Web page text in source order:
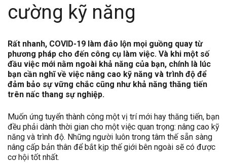
cường kỹ năng
Rất nhanh, COVID-19 làm đảo lộn mọi guồng quay từ
phương pháp cho đến công cụ làm việc. Và khi một số
đầu việc mới nằm ngoài khả năng của bạn, chính là lúc
bạn cần nghĩ về việc nâng cao kỹ năng và trình độ để
đảm bảo sự vững chắc cũng như khả năng thăng tiến
trên nấc thang sự nghiệp.
Muốn ứng tuyển thành công một vị trí mới hay thăng tiến, bạn
đều phải dành thời gian cho một việc quan trọng: nâng cao kỹ
năng và trình độ. Những người luôn trong tâm thế sẵn sàng
nâng cấp bản thân để bắt kịp thế giới bên ngoài sẽ có được
cơ hội tốt nhất.